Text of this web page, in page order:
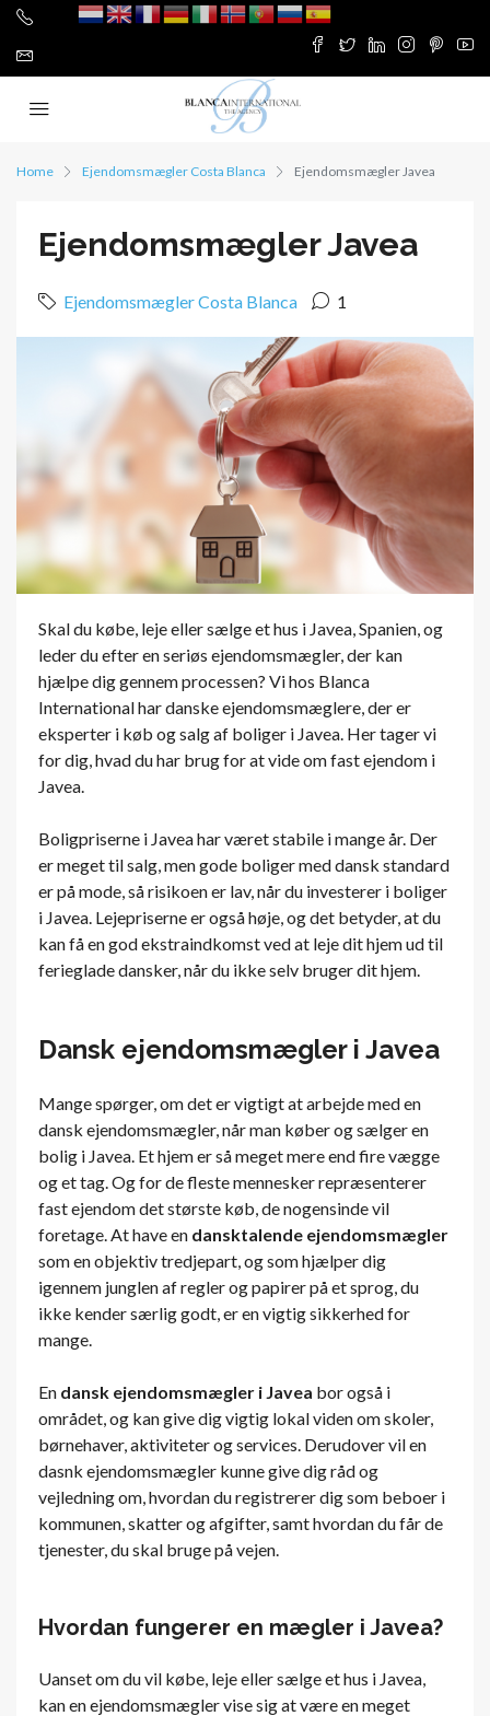
Home Ejendomsmægler Costa Blanca Ejendomsmægler Javea
Ejendomsmægler Javea
Ejendomsmægler Costa Blanca 1
Skal du købe, leje eller sælge et hus i Javea, Spanien, og
leder du efter en seriøs ejendomsmægler, der kan
hjælpe dig gennem processen? Vi hos Blanca
International har danske ejendomsmæglere, der er
eksperter i køb og salg af boliger i Javea. Her tager vi
for dig, hvad du har brug for at vide om fast ejendom i
Javea.
Boligpriserne i Javea har været stabile i mange år. Der
er meget til salg, men gode boliger med dansk standard
er på mode, så risikoen er lav, når du investerer i boliger
i Javea. Lejepriserne er også høje, og det betyder, at du
kan få en god ekstraindkomst ved at leje dit hjem ud til
ferieglade dansker, når du ikke selv bruger dit hjem.
Dansk ejendomsmægler i Javea
Mange spørger, om det er vigtigt at arbejde med en
dansk ejendomsmægler, når man køber og sælger en
bolig i Javea. Et hjem er så meget mere end fire vægge
og et tag. Og for de fleste mennesker repræsenterer
fast ejendom det største køb, de nogensinde vil
foretage. At have en dansktalende ejendomsmægler
som en objektiv tredjepart, og som hjælper dig
igennem junglen af ​​regler og papirer på et sprog, du
ikke kender særlig godt, er en vigtig sikkerhed for
mange.
En dansk ejendomsmægler i Javea bor også i
området, og kan give dig vigtig lokal viden om skoler,
børnehaver, aktiviteter og services. Derudover vil en
dasnk ejendomsmægler kunne give dig råd og
vejledning om, hvordan du registrerer dig som beboer i
kommunen, skatter og afgifter, samt hvordan du får de
tjenester, du skal bruge på vejen.
Hvordan fungerer en mægler i Javea?
Uanset om du vil købe, leje eller sælge et hus i Javea,
kan en ejendomsmægler vise sig at være en meget